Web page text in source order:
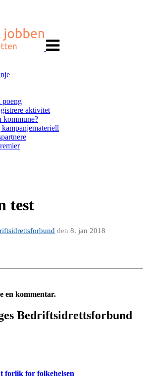
navigasjon
poeng
aktivitet
kommune?
test
den 8. jan 2018
en kommentar.
Bedriftsidrettsforbund
forlik for folkehelsen